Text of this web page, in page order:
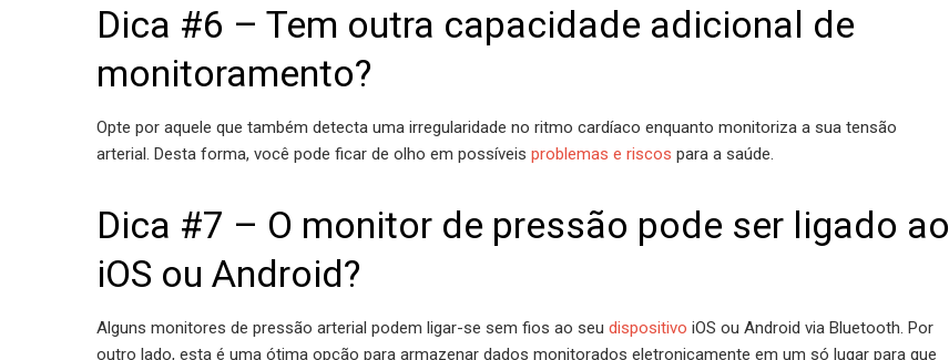
Dica #6 – Tem outra capacidade adicional de
monitoramento?
Opte por aquele que também detecta uma irregularidade no ritmo cardíaco enquanto monitoriza a sua tensão
arterial. Desta forma, você pode ficar de olho em possíveis problemas e riscos para a saúde.
Dica #7 – O monitor de pressão pode ser ligado ao
iOS ou Android?
Alguns monitores de pressão arterial podem ligar-se sem fios ao seu dispositivo iOS ou Android via Bluetooth. Por
outro lado, esta é uma ótima opção para armazenar dados monitorados eletronicamente em um só lugar para que